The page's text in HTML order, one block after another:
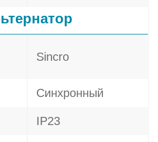
Sincro
Синхронный
IP23